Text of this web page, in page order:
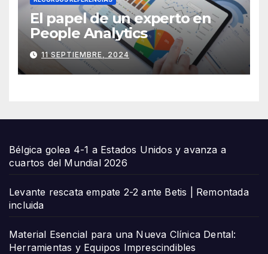
El papel de un experto en
People Analytics
11 SEPTIEMBRE, 2024
Bélgica golea 4-1 a Estados Unidos y avanza a
cuartos del Mundial 2026
Levante rescata empate 2-2 ante Betis | Remontada
incluida
Material Esencial para una Nueva Clínica Dental:
Herramientas y Equipos Imprescindibles